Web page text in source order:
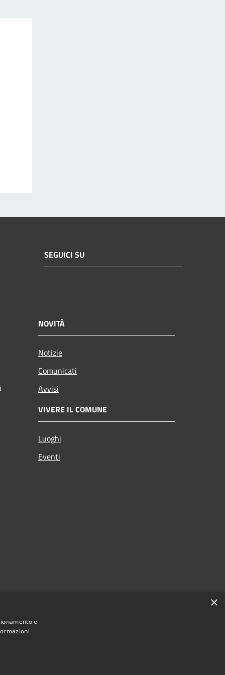
SEGUICI SU
NOVITÀ
Notizie
Comunicati
Avvisi
VIVERE IL COMUNE
Luoghi
Eventi
×
e